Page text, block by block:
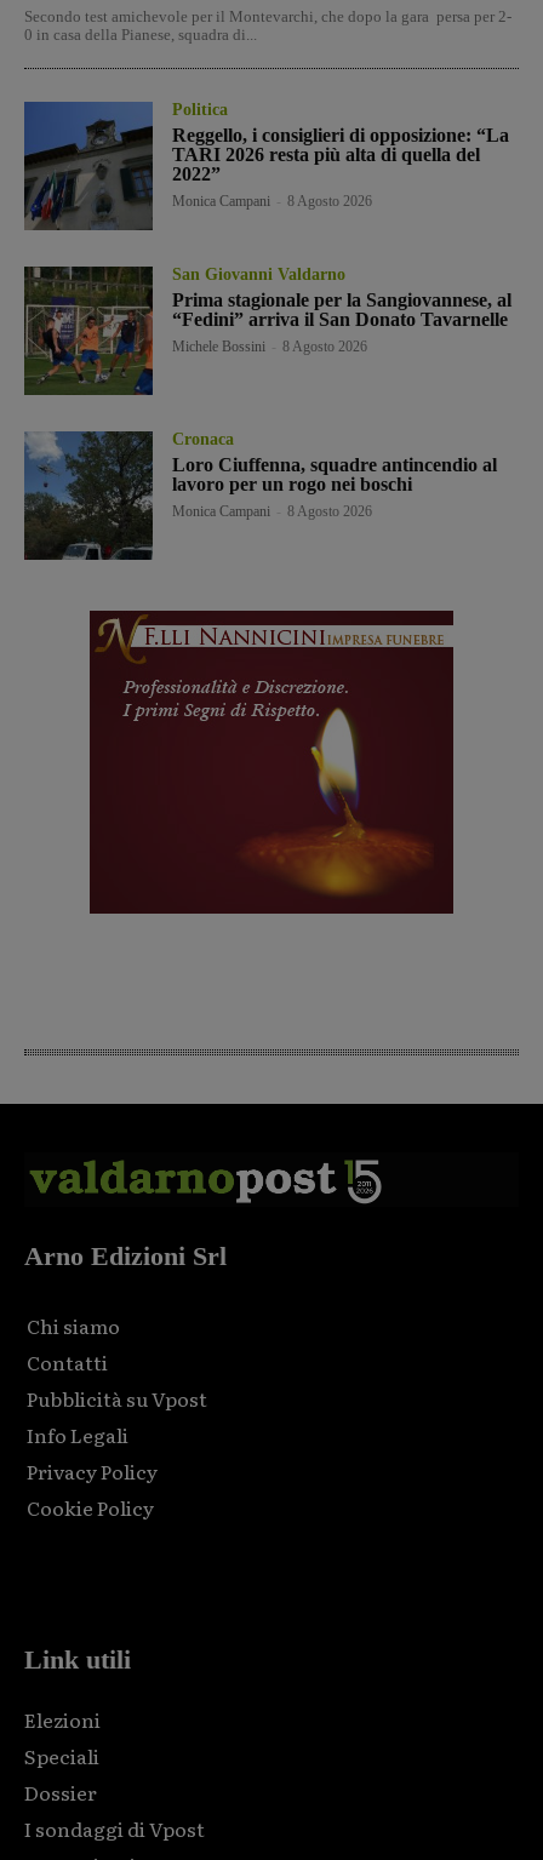
Secondo test amichevole per il Montevarchi, che dopo la gara persa per 2-
0 in casa della Pianese, squadra di...
Politica
Reggello, i consiglieri di opposizione: “La
TARI 2026 resta più alta di quella del
2022”
Monica Campani 8 Agosto 2026
San Giovanni Valdarno
Prima stagionale per la Sangiovannese, al
“Fedini” arriva il San Donato Tavarnelle
Michele Bossini 8 Agosto 2026
Cronaca
Loro Ciuffenna, squadre antincendio al
lavoro per un rogo nei boschi
Monica Campani 8 Agosto 2026
Arno Edizioni Srl
Chi siamo
Contatti
Pubblicità su Vpost
Info Legali
Privacy Policy
Cookie Policy
Link utili
Elezioni
Speciali
Dossier
I sondaggi di Vpost